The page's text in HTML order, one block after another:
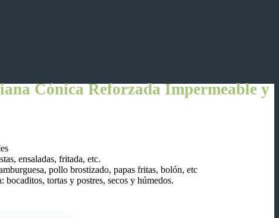
Cónica Reforzada Impermeable y
ensaladas, fritada, etc.
pollo brostizado, papas fritas, bolón, etc
bocaditos, tortas y postres, secos y húmedos.